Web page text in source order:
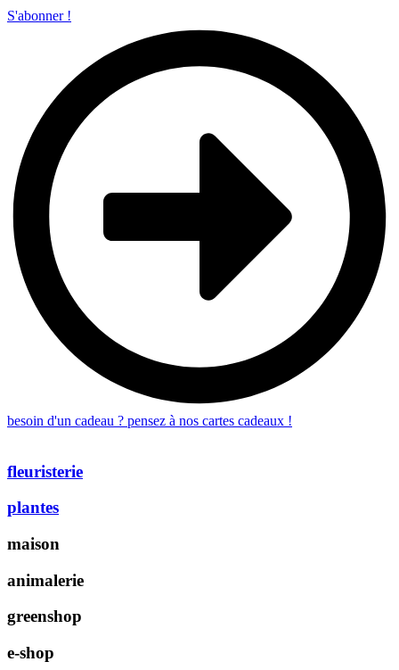
S'abonner !
besoin d'un cadeau ? pensez à nos cartes cadeaux !
fleuristerie
plantes
maison
animalerie
greenshop
e-shop